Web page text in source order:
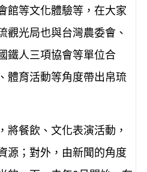
館等文化體驗等，在大家
觀光局也與台灣農委會、
鐵人三項協會等單位合
體育活動等角度帶出帛琉
將餐飲、文化表演活動，
源；對外，由新聞的角度